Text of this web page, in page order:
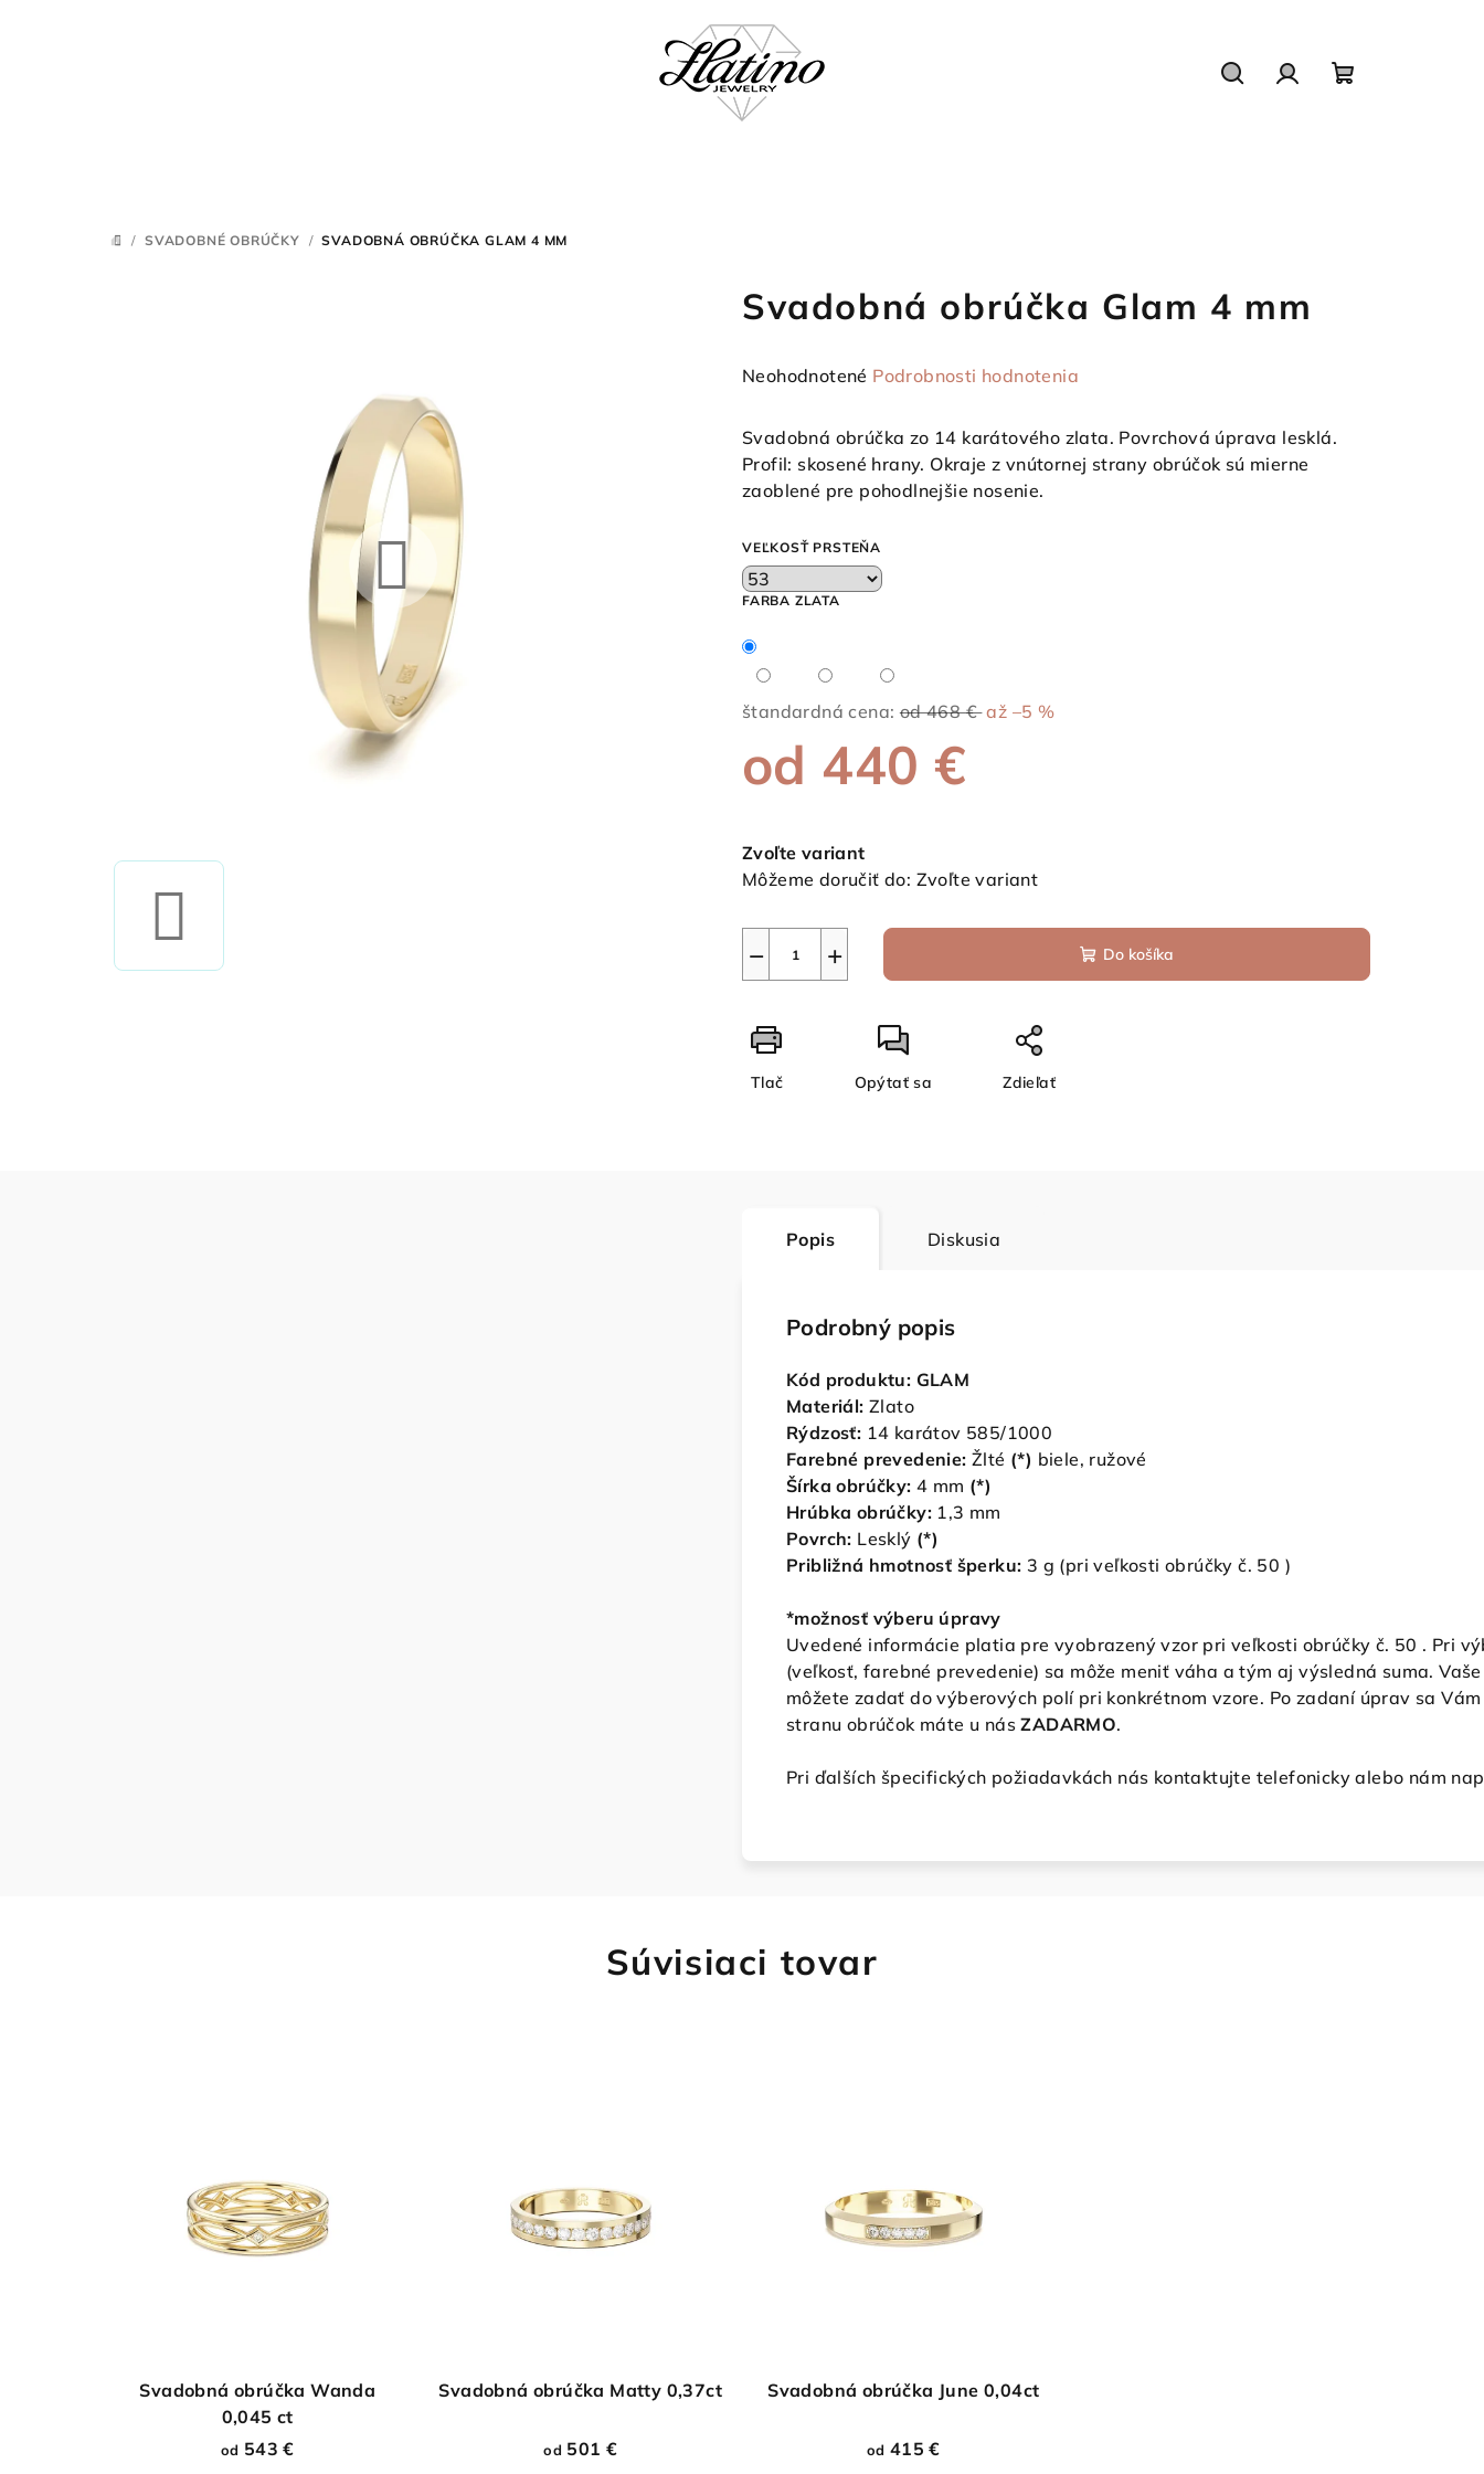
DOMOV
/ SVADOBNÉ OBRÚČKY / SVADOBNÁ OBRÚČKA GLAM 4 MM
Svadobná obrúčka Glam 4 mm
Priemerné
produktu
je
hviezdičiek.
Neohodnotené Podrobnosti hodnotenia
Svadobná obrúčka zo 14 karátového zlata. Povrchová úprava lesklá.
Profil: skosené hrany. Okraje z vnútornej strany obrúčok sú mierne
zaoblené pre pohodlnejšie nosenie.
VEĽKOSŤ PRSTEŇA
FARBA ZLATA
štandardná cena: od 468 € až –5 %
od 440 €
cena:
Zvoľte variant
Môžeme doručiť do: Zvoľte variant
+
− Do košíka
Tlač Opýtať sa Zdieľať
Popis Diskusia
Podrobný popis
Kód produktu: GLAM
Materiál: Zlato
Rýdzosť: 14 karátov 585/1000
Farebné prevedenie: Žlté (*) biele, ružové
Šírka obrúčky: 4 mm (*)
Hrúbka obrúčky: 1,3 mm
Povrch: Lesklý (*)
Približná hmotnosť šperku: 3 g (pri veľkosti obrúčky č. 50 )
*možnosť výberu úpravy
Uvedené informácie platia pre vyobrazený vzor pri veľkosti obrúčky č. 50 . Pri
(veľkosť, farebné prevedenie) sa môže meniť váha a tým aj výsledná suma.
môžete zadať do výberových polí pri konkrétnom vzore. Po zadaní úprav sa
stranu obrúčok máte u nás ZADARMO.
Pri ďalších špecifických požiadavkách nás kontaktujte telefonicky alebo nám
Súvisiaci tovar
Svadobná obrúčka Wanda
0,045 ct
od 543 €
Svadobná obrúčka Matty 0,37ct
od 501 €
Svadobná obrúčka June 0,04ct
od 415 €